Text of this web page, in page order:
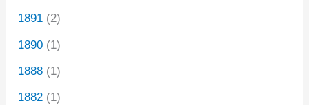
1891 (2)
1890 (1)
1888 (1)
1882 (1)